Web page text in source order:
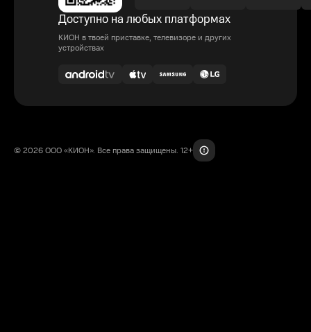
Доступно на любых платформах
КИОН в твоей приставке, телевизоре и других
устройствах
© 2026 ООО «КИОН». Все права защищены. 12+